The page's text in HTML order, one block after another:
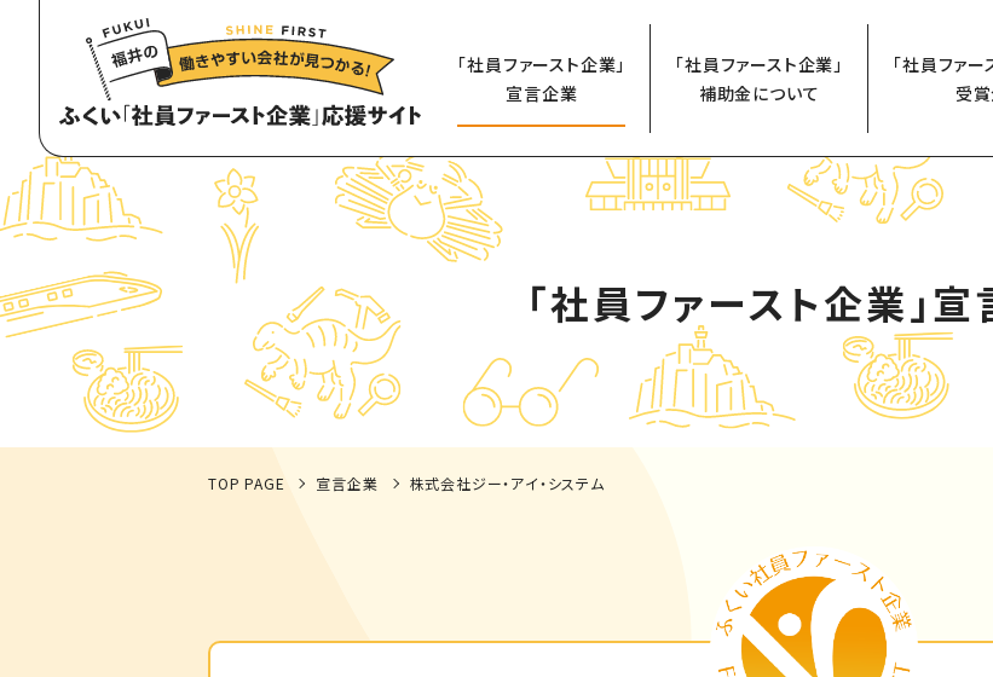
「社員ファースト企業」
宣言企業
「社員ファースト企業」
補助金について
「社員ファー
受
「社員ファースト企業」宣
TOP PAGE 宣言企業 株式会社ジー・アイ・システム